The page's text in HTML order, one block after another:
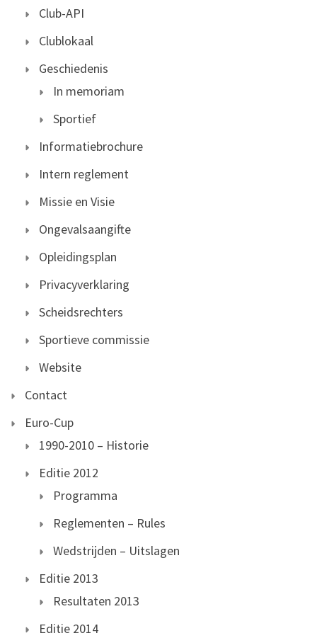
Club-API
Clublokaal
Geschiedenis
In memoriam
Sportief
Informatiebrochure
Intern reglement
Missie en Visie
Ongevalsaangifte
Opleidingsplan
Privacyverklaring
Scheidsrechters
Sportieve commissie
Website
Contact
Euro-Cup
1990-2010 – Historie
Editie 2012
Programma
Reglementen – Rules
Wedstrijden – Uitslagen
Editie 2013
Resultaten 2013
Editie 2014